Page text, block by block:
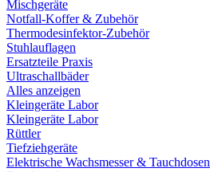
Mischgeräte
Notfall-Koffer & Zubehör
Thermodesinfektor-Zubehör
Stuhlauflagen
Ersatzteile Praxis
Ultraschallbäder
Alles anzeigen
Kleingeräte Labor
Kleingeräte Labor
Rüttler
Tiefziehgeräte
Elektrische Wachsmesser & Tauchdosen